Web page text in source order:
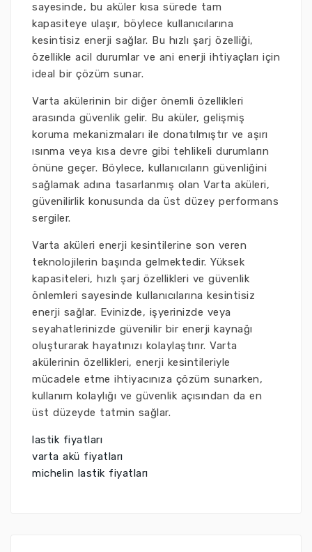
sayesinde, bu aküler kısa sürede tam
kapasiteye ulaşır, böylece kullanıcılarına
kesintisiz enerji sağlar. Bu hızlı şarj özelliği,
özellikle acil durumlar ve ani enerji ihtiyaçları için
ideal bir çözüm sunar.
Varta akülerinin bir diğer önemli özellikleri
arasında güvenlik gelir. Bu aküler, gelişmiş
koruma mekanizmaları ile donatılmıştır ve aşırı
ısınma veya kısa devre gibi tehlikeli durumların
önüne geçer. Böylece, kullanıcıların güvenliğini
sağlamak adına tasarlanmış olan Varta aküleri,
güvenilirlik konusunda da üst düzey performans
sergiler.
Varta aküleri enerji kesintilerine son veren
teknolojilerin başında gelmektedir. Yüksek
kapasiteleri, hızlı şarj özellikleri ve güvenlik
önlemleri sayesinde kullanıcılarına kesintisiz
enerji sağlar. Evinizde, işyerinizde veya
seyahatlerinizde güvenilir bir enerji kaynağı
oluşturarak hayatınızı kolaylaştırır. Varta
akülerinin özellikleri, enerji kesintileriyle
mücadele etme ihtiyacınıza çözüm sunarken,
kullanım kolaylığı ve güvenlik açısından da en
üst düzeyde tatmin sağlar.
lastik fiyatları
varta akü fiyatları
michelin lastik fiyatları